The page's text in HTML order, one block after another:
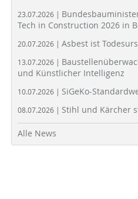
23.07.2026 |
Tech in Construction 2026 in
20.07.2026 | Asbest ist
13.07.2026 |
und Künstlicher Intelligenz
10.07.2026 | SiGeKo-
08.07.2026 | Stihl und Kärcher
Alle News